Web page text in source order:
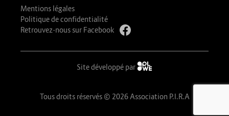
Mentions légales
Politique de confidentialité
Retrouvez-nous sur Facebook
Site développé par
Tous droits réservés © 2026 Association P.I.R.A